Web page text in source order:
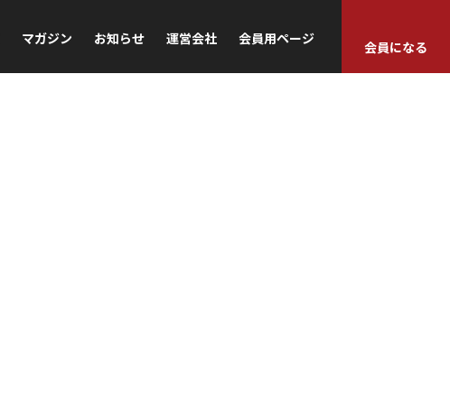
マガジン お知らせ 運営会社 会員用ページ
会員になる